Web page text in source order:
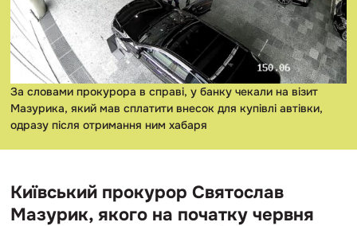
За словами прокурора в справі, у банку чекали на візит
Мазурика, який мав сплатити внесок для купівлі автівки,
одразу після отримання ним хабаря
Київський прокурор Святослав
Мазурик, якого на початку червня